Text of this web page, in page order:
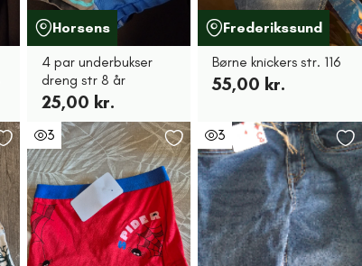
Horsens
4 par underbukser
dreng str 8 år
25,00 kr.
Frederikssund
Børne knickers str. 116
55,00 kr.
3 3